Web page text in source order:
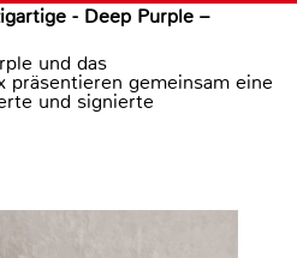
- Deep Purple –
und das
präsentieren gemeinsam eine
und signierte